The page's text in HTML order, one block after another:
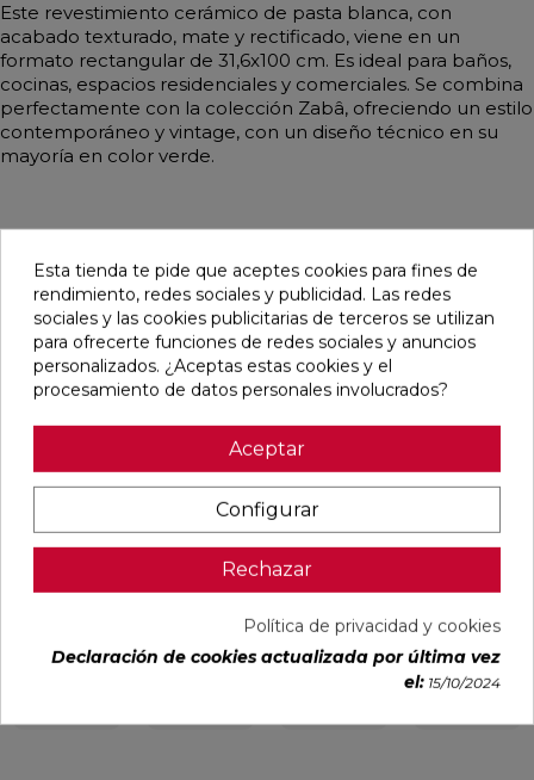
Este revestimiento cerámico de pasta blanca, con
acabado texturado, mate y rectificado, viene en un
formato rectangular de 31,6x100 cm. Es ideal para baños,
cocinas, espacios residenciales y comerciales. Se combina
perfectamente con la colección Zabâ, ofreciendo un estilo
contemporáneo y vintage, con un diseño técnico en su
mayoría en color verde.
Pensamos que te puede interesar
MARFIL
MATE
77511708
18,03 €
favorite
PERLA
MATE
33,3X55
77511709
Navarti
18,03 €
incl.)
favorite
CHROMATIC
DECOR
FICUS TALCO
MATE
33,3X100
RECTIFICADO
Ref:
91118470ceràmica
PVP
32,55 €
/m²
(IVA
incl.)
favorite
WHITE MATE
30X75
93501856
24,81 €
/m²
(IVA
incl.)
Esta tienda te pide que aceptes cookies para fines de
rendimiento, redes sociales y publicidad. Las redes
sociales y las cookies publicitarias de terceros se utilizan
para ofrecerte funciones de redes sociales y anuncios
personalizados. ¿Aceptas estas cookies y el
procesamiento de datos personales involucrados?
Aceptar
Configurar
Rechazar
Política de privacidad y cookies
Declaración de cookies actualizada por última vez
el: 15/10/2024